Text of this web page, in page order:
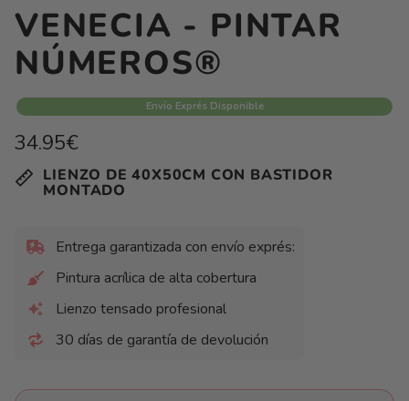
VENECIA - PINTAR
NÚMEROS®
Envío Exprés Disponible
Precio
habitual
34.95€
Precio
unitario
por LIENZO DE 40X50CM CON BASTIDOR
MONTADO
Entrega garantizada con envío exprés:
Pintura acrílica de alta cobertura
Lienzo tensado profesional
30 días de garantía de devolución